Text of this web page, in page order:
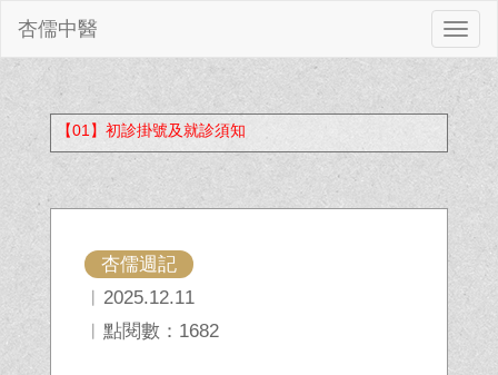
切
換
杏儒中醫
【01】初診掛號及就診須知
杏儒週記
︱2025.12.11
︱點閱數：1682